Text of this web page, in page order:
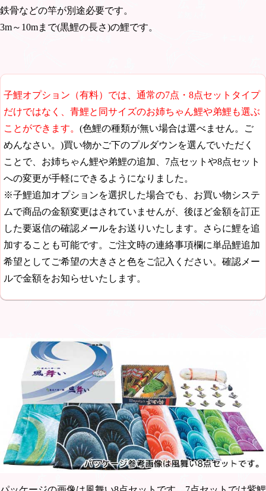
鉄骨などの竿が別途必要です。
3m～10mまで(黒鯉の長さ)の鯉です。
子鯉オプション（有料）では、通常の7点・8点セットタイプ
だけではなく、青鯉と同サイズのお姉ちゃん鯉や弟鯉も選ぶ
ことができます。 (色鯉の種類が無い場合は選べません。ご
めんなさい。)買い物かご下のプルダウンを選んでいただく
ことで、お姉ちゃん鯉や弟鯉の追加、7点セットや8点セット
への変更が手軽にできるようになりました。
※子鯉追加オプションを選択した場合でも、お買い物システ
ムで商品の金額変更はされていませんが、後ほど金額を訂正
した要返信の確認メールをお送りいたします。さらに鯉を追
加することも可能です。ご注文時の連絡事項欄に単品鯉追加
希望としてご希望の大きさと色をご記入ください。確認メー
ルで金額をお知らせいたします。